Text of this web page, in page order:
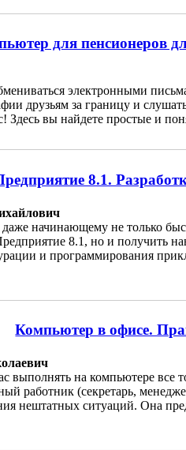
для пенсионеров
электронными
друзьям за границу и
Здесь вы найдете простые и
8.1.
начинающему не только
8.1, но и получить
и программирования
Компьютер в офисе.
выполнять на компьютере все
работник (секретарь,
нештатных ситуаций. Она